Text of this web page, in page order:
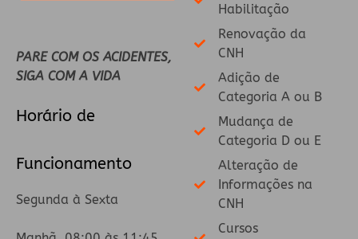
PARE COM OS ACIDENTES,
SIGA COM A VIDA
Horário de
Funcionamento
Segunda à Sexta
Habilitação
Renovação da
CNH
Adição de
Categoria A ou B
Mudança de
Categoria D ou E
Alteração de
Informações na
CNH
Cursos